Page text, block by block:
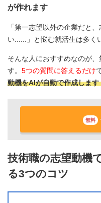
が作れます
「第一志望以外の企業だと
い......」と悩む就活生は多く
そんな人におすすめなのが、
す。 5つの質問に答えるだけ
動機をAIが自動で作成します
無料
技術職の志望動機
る3つのコツ